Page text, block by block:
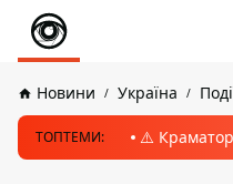
Новини Україна
ТОПТЕМИ: ⚠️